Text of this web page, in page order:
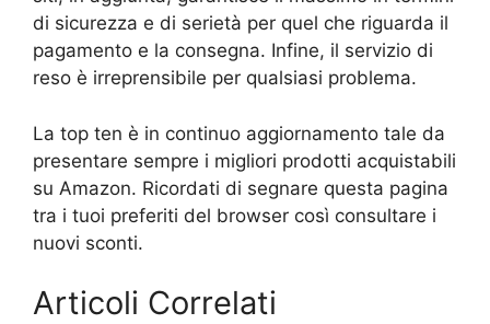
di sicurezza e di serietà per quel che riguarda il
pagamento e la consegna. Infine, il servizio di
reso è irreprensibile per qualsiasi problema.
La top ten è in continuo aggiornamento tale da
presentare sempre i migliori prodotti acquistabili
su Amazon. Ricordati di segnare questa pagina
tra i tuoi preferiti del browser così consultare i
nuovi sconti.
Articoli Correlati